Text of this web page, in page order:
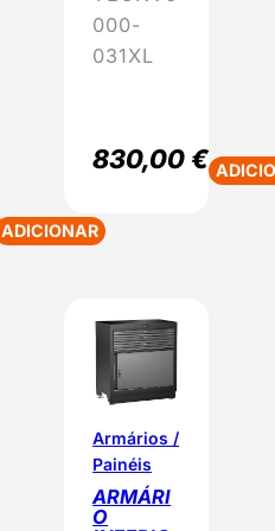
ADICIONAR
000-
031XL
830,00€
Armários /
Painéis
ARMÁRI
O